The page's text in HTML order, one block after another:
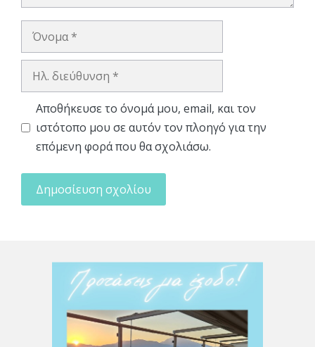
Όνομα
Ηλ.
Αποθήκευσε το όνομά μου, email, και τον
ιστότοπο μου σε αυτόν τον πλοηγό για την
επόμενη φορά που θα σχολιάσω.